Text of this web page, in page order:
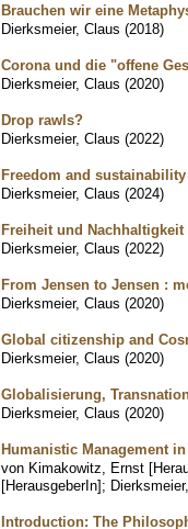
Brauchen wir eine
Dierksmeier, Claus (2018)
Corona und die "offene
Dierksmeier, Claus (2020)
Drop rawls?
Dierksmeier, Claus (2022)
Freedom and
Dierksmeier, Claus (2024)
Freiheit und Nachhaltigkeit
Dierksmeier, Claus (2022)
From Jensen to Jensen :
Dierksmeier, Claus (2020)
Global citizenship and
Dierksmeier, Claus (2020)
Globalisierung,
Dierksmeier, Claus (2020)
Humanistic Management
von Kimakowitz, Ernst
[HerausgeberIn];
Introduction: The